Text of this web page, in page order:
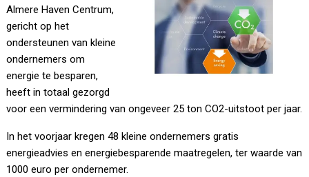
Almere Haven Centrum,
gericht op het
ondersteunen van kleine
ondernemers om
energie te besparen,
heeft in totaal gezorgd
voor een vermindering van ongeveer 25 ton CO2-uitstoot per jaar.
In het voorjaar kregen 48 kleine ondernemers gratis
energieadvies en energiebesparende maatregelen, ter waarde van
1000 euro per ondernemer.